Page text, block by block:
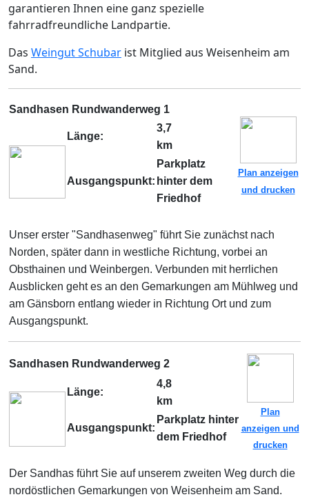
garantieren Ihnen eine ganz spezielle
fahrradfreundliche Landpartie.
Das Weingut Schubar ist Mitglied aus Weisenheim am
Sand.
Sandhasen Rundwanderweg 1
Plan anzeigen
und drucken
Länge:
3,7
km
Ausgangspunkt:
Parkplatz
hinter dem
Friedhof
Unser erster "Sandhasenweg" führt Sie zunächst nach
Norden, später dann in westliche Richtung, vorbei an
Obsthainen und Weinbergen. Verbunden mit herrlichen
Ausblicken geht es an den Gemarkungen am Mühlweg und
am Gänsborn entlang wieder in Richtung Ort und zum
Ausgangspunkt.
Sandhasen Rundwanderweg 2
Plan
anzeigen und
drucken
Länge:
4,8
km
Ausgangspunkt:
Parkplatz hinter
dem Friedhof
Der Sandhas führt Sie auf unserem zweiten Weg durch die
nordöstlichen Gemarkungen von Weisenheim am Sand.